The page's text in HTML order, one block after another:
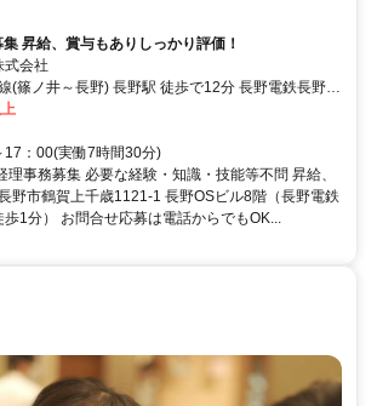
昇給、賞与もありしっかり評価！
式会社
(篠ノ井～長野) 長野駅 徒歩で12分 長野電鉄長野線
分
17：00(実働7時間30分)
理事務募集 必要な経験・知識・技能等不問 昇給、
野市鶴賀上千歳1121‐1 長野OSビル8階（長野電鉄
1分） お問合せ応募は電話からでもOK...